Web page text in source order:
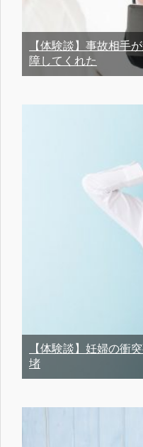
【体験談】事故相手
障してくれた
【体験談】妊婦の衝
堵